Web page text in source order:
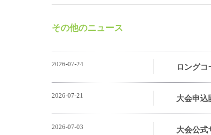
その他のニュース
2026-07-24 ロング
2026-07-21 大会申込
2026-07-03 大会公式